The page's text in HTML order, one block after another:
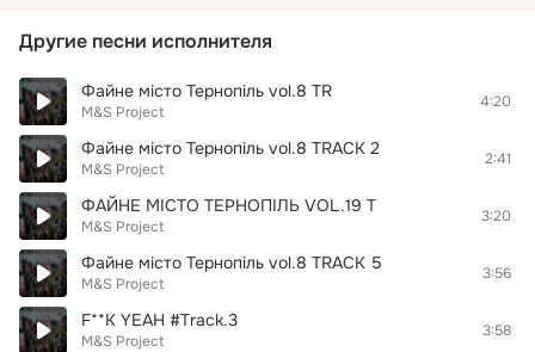
Другие песни исполнителя
Файне місто Тернопіль vol.8 TR
M&S Project
4:20
Файне місто Тернопіль vol.8 TRACK 2
M&S Project
2:41
ФАЙНЕ МІСТО ТЕРНОПІЛЬ VOL.19 T
M&S Project
3:20
Файне місто Тернопіль vol.8 TRACK 5
M&S Project
3:56
F**K YEAH #Track.3
M&S Project
3:58